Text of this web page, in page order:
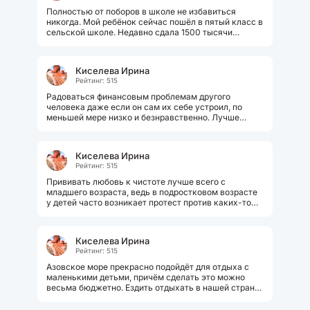
Полностью от поборов в школе не избавиться
никогда. Мой ребёнок сейчас пошёл в пятый класс в
сельской школе. Недавно сдала 1500 тысячи
Киселева Ирина
Рейтинг: 515
Радоваться финансовым проблемам другого
человека даже если он сам их себе устроил, по
меньшей мере низко и безнравственно. Лучше
Киселева Ирина
Рейтинг: 515
Прививать любовь к чистоте лучше всего с
младшего возраста, ведь в подростковом возрасте
у детей часто возникает протест против каких-то
Киселева Ирина
Рейтинг: 515
Азовское море прекрасно подойдёт для отдыха с
маленькими детьми, причём сделать это можно
весьма бюджетно. Ездить отдыхать в нашей стране